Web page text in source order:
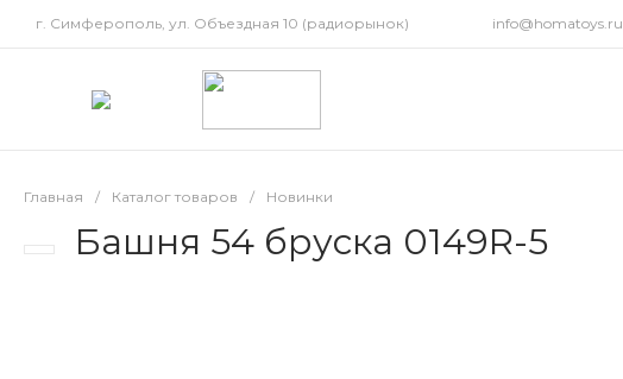
г. Симферополь, ул. Объездная 10 (радиорынок) info@homatoys.ru
Главная / Каталог товаров / Новинки
Башня 54 бруска 0149R-5